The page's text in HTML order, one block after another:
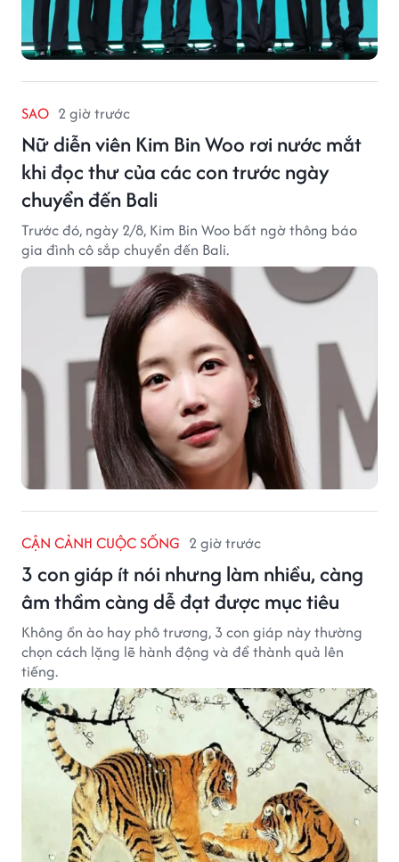
SAO 2 giờ trước
Nữ diễn viên Kim Bin Woo rơi nước mắt
khi đọc thư của các con trước ngày
chuyển đến Bali
Trước đó, ngày 2/8, Kim Bin Woo bất ngờ thông báo
gia đình cô sắp chuyển đến Bali.
CẬN CẢNH CUỘC SỐNG 2 giờ trước
3 con giáp ít nói nhưng làm nhiều, càng
âm thầm càng dễ đạt được mục tiêu
Không ồn ào hay phô trương, 3 con giáp này thường
chọn cách lặng lẽ hành động và để thành quả lên
tiếng.